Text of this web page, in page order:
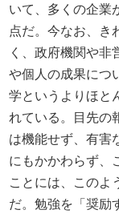
いて、多くの企業
点だ。今なお、
く、政府機関や
や個人の成果につ
学というよりほと
れている。目先の
は機能せず、有害
にもかかわらず、
ことには、このよ
だ。勉強を「奨励